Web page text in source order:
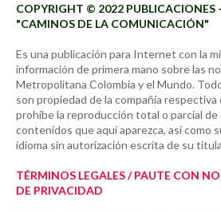
COPYRIGHT © 2022 PUBLICACIONES
"CAMINOS DE LA COMUNICACIÓN"
Es una publicación para Internet con la
información de primera mano sobre las
Metropolitana Colombia y el Mundo.
son propiedad de la compañía respectiva
prohíbe la reproducción total o parcial de
contenidos que aquí aparezca, así como
idioma sin autorización escrita de su
TÉRMINOS LEGALES / PAUTE CON
DE PRIVACIDAD